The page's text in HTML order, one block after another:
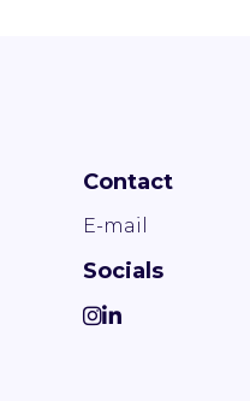
Contact
E-mail
Socials